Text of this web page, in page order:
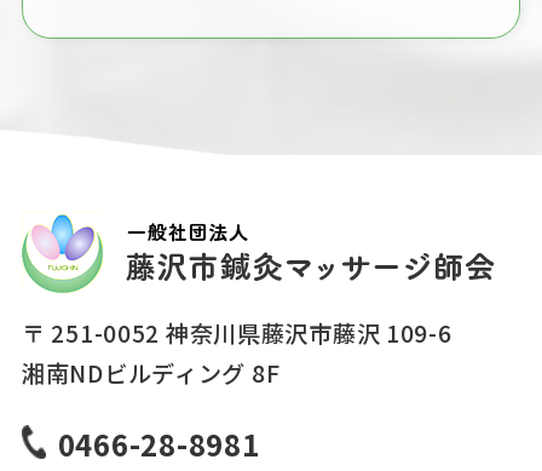
〒 251-0052 神奈川県藤沢市藤沢 109-6
湘南NDビルディング 8F
0466-28-8981